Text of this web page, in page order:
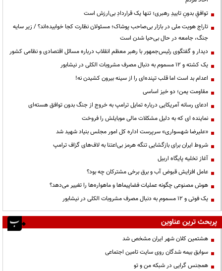
توافقِ بدونِ تاییدِ رهبری؛ تنها یک قراردادِ بی‌ارزش است
تاراج هویت ملی در بازار بی‌صاحب پوشاک؛ مسئولان نظارت کجا خوابیده‌اند؟ / زیر سایه
جنگ، جامعه در حال بی‌حیا شدن است
دیدار و گفتگوی رئیس‌جمهور با رهبر معظم انقلاب درباره مسائل اقتصادی و نظامی کشور
یک کشته و ۱۲ مسموم به دنبال مصرف مشروبات الکلی در نیشابور
اعدام بد است اما قلب تپنده‌ای را از سینه بیرون کشیدن نه!
مقاومت یمن؛ دو خیز اساسی
ادعای رسانه آمریکایی درباره تمایل ترامپ به خروج از جنگ بدون توافق هسته‌ای
نماینده ای که به دلیل مشکلات مالی موبایلش را فروخت
«علیرضا شهسواری» سرپرست اداره کل امور مجلس بنیاد شهید شد
شروط ایران برای بازگشایی تنگه هرمز بی‌اعتنا به لاف‌های گزاف ترامپ
آغاز تخلیه پایگاه اربیل
عامل افزایش قبوض آب و برق برخی مشترکان چه بود؟
هوش مصنوعی چگونه عملیات فضاپیماها و ماهواره‌ها را تغییر می‌دهد؟
یک فوتی و ۱۲ مسموم به دنبال مصرف مشروبات الکلی در نیشابور
پربحث ترین عناوین
هشتمین کلان شهر ایران مشخص شد
سوابق بیمه شدگان روی سایت تامین اجتماعی
همجنس گرایی در شبکه من و تو